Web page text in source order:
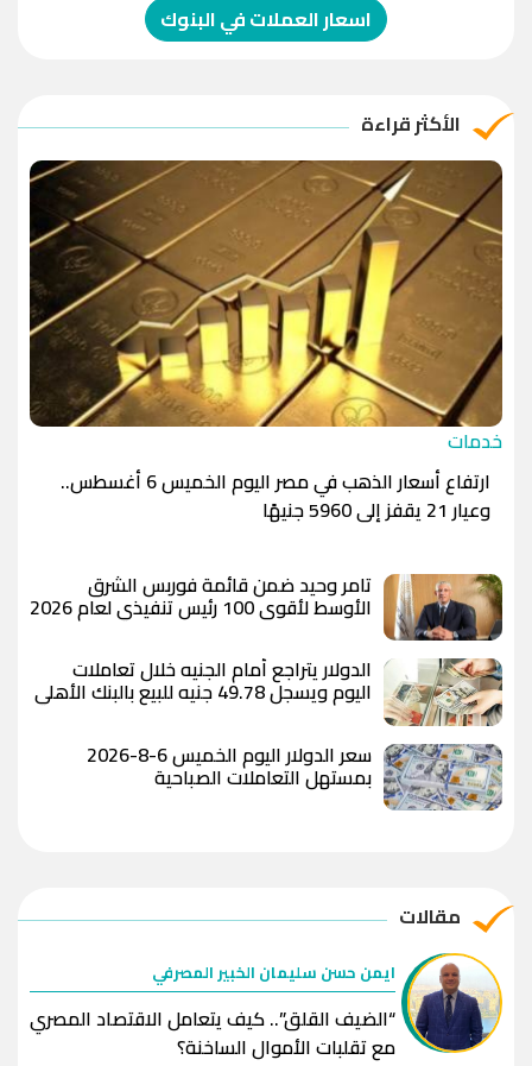
الدولار الإسترالي -1.0000
الريال القطري
الدينار الأردني
-1.0000
-1.0000
اسعار العملات في البنوك
الأكثر قراءة
خدمات
ارتفاع أسعار الذهب في مصر اليوم الخميس 6 أغسطس..
وعيار 21 يقفز إلى 5960 جنيهًا
تامر وحيد ضمن قائمة فوربس الشرق
الأوسط لأقوى 100 رئيس تنفيذي لعام 2026
الدولار يتراجع أمام الجنيه خلال تعاملات
اليوم ويسجل 49.78 جنيه للبيع بالبنك الأهلي
المصري
سعر الدولار اليوم الخميس 6-8-2026
بمستهل التعاملات الصباحية
مقالات
ايمن حسن سليمان الخبير المصرفي
“الضيف القلق”.. كيف يتعامل الاقتصاد المصري
مع تقلبات الأموال الساخنة؟